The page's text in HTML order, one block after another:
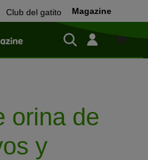
Club del gatito Magazine
Tienda
orina de
y